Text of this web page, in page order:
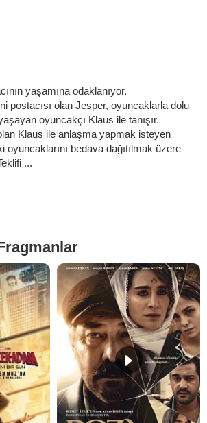
yaşamına odaklanıyor.
postacısı olan Jesper, oyuncaklarla dolu
oyuncakçı Klaus ile tanışır.
Klaus ile anlaşma yapmak isteyen
bedava dağıtılmak üzere
...